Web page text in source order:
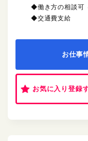
◆働き方の相談可
◆交通費支給
お仕事
お気に入り登録